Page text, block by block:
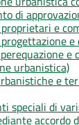
di
e
e
e
urbanistica)
e
speciali di
accordo